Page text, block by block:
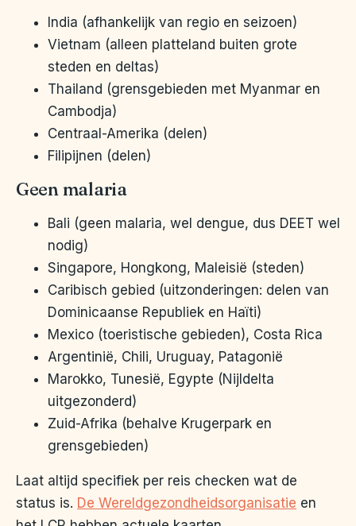
India (afhankelijk van regio en seizoen)
Vietnam (alleen platteland buiten grote
steden en deltas)
Thailand (grensgebieden met Myanmar en
Cambodja)
Centraal-Amerika (delen)
Filipijnen (delen)
Geen malaria
Bali (geen malaria, wel dengue, dus DEET wel
nodig)
Singapore, Hongkong, Maleisië (steden)
Caribisch gebied (uitzonderingen: delen van
Dominicaanse Republiek en Haïti)
Mexico (toeristische gebieden), Costa Rica
Argentinië, Chili, Uruguay, Patagonië
Marokko, Tunesië, Egypte (Nijldelta
uitgezonderd)
Zuid-Afrika (behalve Krugerpark en
grensgebieden)
Laat altijd specifiek per reis checken wat de
status is. De Wereldgezondheidsorganisatie en